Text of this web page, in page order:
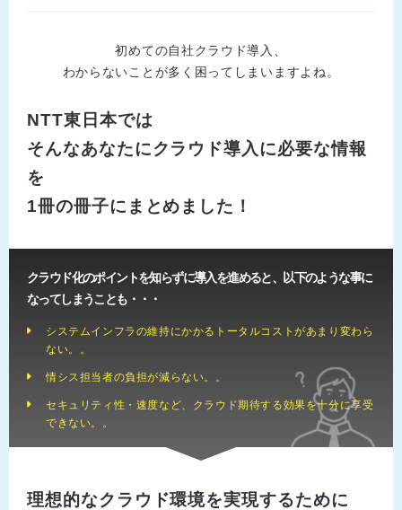
初めての自社クラウド導入、
わからないことが多く困ってしまいますよね。
NTT東日本では
そんなあなたにクラウド導入に必要な情報
を
1冊の冊子にまとめました！
クラウド化のポイントを知らずに導入を進めると、以下のような事に
なってしまうことも・・・
システムインフラの維持にかかるトータルコストがあまり変わら
ない。。
情シス担当者の負担が減らない。。
セキュリティ性・速度など、クラウド期待する効果を十分に享受
できない。。
理想的なクラウド環境を実現するために